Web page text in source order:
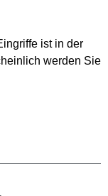
ist in der
werden Sie